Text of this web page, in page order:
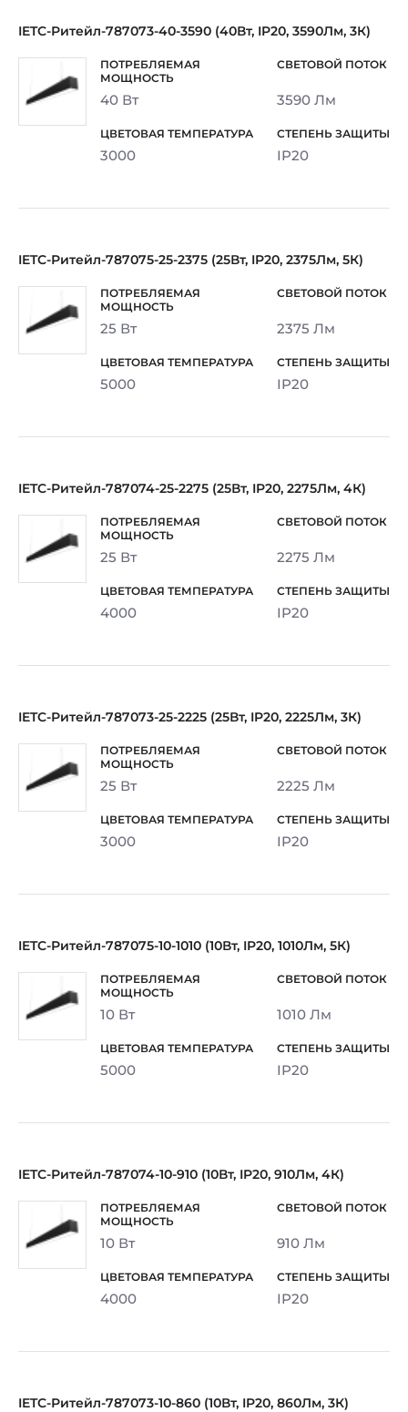
IETC-Ритейл-787073-40-3590 (40Вт, IP20, 3590Лм, 3К)
40 Вт 3590 Лм
3000 IP20
IETC-Ритейл-787075-25-2375 (25Вт, IP20, 2375Лм, 5К)
25 Вт 2375 Лм
5000 IP20
IETC-Ритейл-787074-25-2275 (25Вт, IP20, 2275Лм, 4К)
25 Вт 2275 Лм
4000 IP20
IETC-Ритейл-787073-25-2225 (25Вт, IP20, 2225Лм, 3К)
25 Вт 2225 Лм
3000 IP20
IETC-Ритейл-787075-10-1010 (10Вт, IP20, 1010Лм, 5К)
10 Вт 1010 Лм
5000 IP20
IETC-Ритейл-787074-10-910 (10Вт, IP20, 910Лм, 4К)
10 Вт 910 Лм
4000 IP20
IETC-Ритейл-787073-10-860 (10Вт, IP20, 860Лм, 3К)